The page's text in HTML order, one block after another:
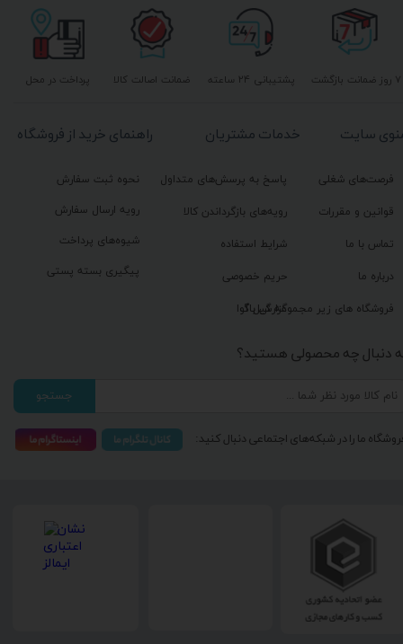
پشتیبانی ۲۴ ساعته پرداخت در محل ۷ روز ضمانت بازگشت ضمانت اصالت کالا
راهنمای خرید از فروشگاه
نحوه ثبت سفارش
رویه ارسال سفارش
شیوه‌های پرداخت
پیگیری بسته پستی
خدمات مشتریان
پاسخ به پرسش‌های متداول
رویه‌های بازگرداندن کالا
شرایط استفاده
حریم خصوصی
گزارش باگ
سایت
فرصت‌های شغلی
قوانین و مقررات
تماس با ما
درباره ما
فروشگاه های زیر مجموعه گیل آوا
دنبال چه محصولی هستید؟
جستجو
ما را در شبکه‌های اجتماعی دنبال کنید: